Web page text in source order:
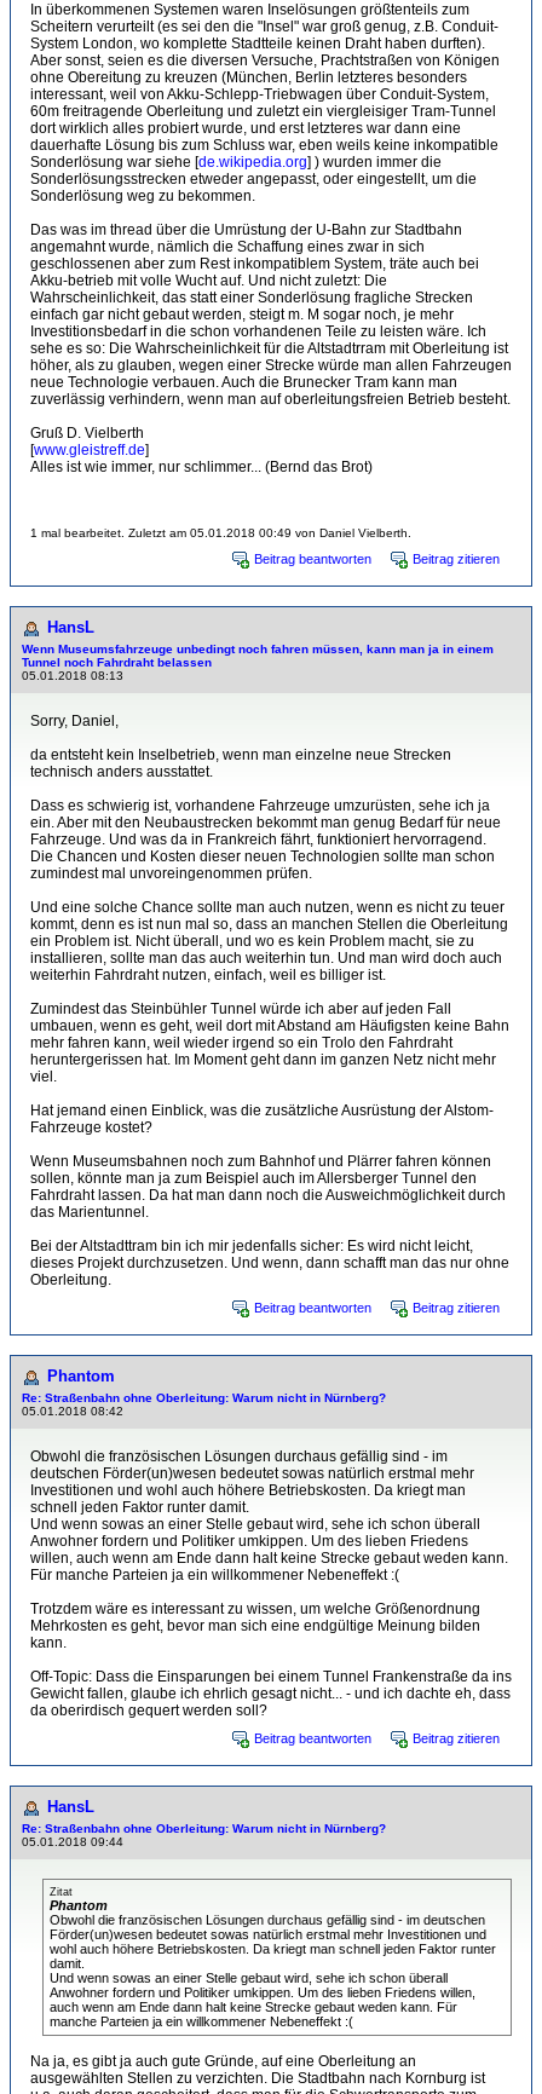
In überkommenen Systemen waren Inselösungen größtenteils zum
Scheitern verurteilt (es sei den die "Insel" war groß genug, z.B. Conduit-
System London, wo komplette Stadtteile keinen Draht haben durften).
Aber sonst, seien es die diversen Versuche, Prachtstraßen von Königen
ohne Obereitung zu kreuzen (München, Berlin letzteres besonders
interessant, weil von Akku-Schlepp-Triebwagen über Conduit-System,
60m freitragende Oberleitung und zuletzt ein viergleisiger Tram-Tunnel
dort wirklich alles probiert wurde, und erst letzteres war dann eine
dauerhafte Lösung bis zum Schluss war, eben weils keine inkompatible
Sonderlösung war siehe [de.wikipedia.org] ) wurden immer die
Sonderlösungsstrecken etweder angepasst, oder eingestellt, um die
Sonderlösung weg zu bekommen.
Das was im thread über die Umrüstung der U-Bahn zur Stadtbahn
angemahnt wurde, nämlich die Schaffung eines zwar in sich
geschlossenen aber zum Rest inkompatiblem System, träte auch bei
Akku-betrieb mit volle Wucht auf. Und nicht zuletzt: Die
Wahrscheinlichkeit, das statt einer Sonderlösung fragliche Strecken
einfach gar nicht gebaut werden, steigt m. M sogar noch, je mehr
Investitionsbedarf in die schon vorhandenen Teile zu leisten wäre. Ich
sehe es so: Die Wahrscheinlichkeit für die Altstadtrram mit Oberleitung ist
höher, als zu glauben, wegen einer Strecke würde man allen Fahrzeugen
neue Technologie verbauen. Auch die Brunecker Tram kann man
zuverlässig verhindern, wenn man auf oberleitungsfreien Betrieb besteht.
Gruß D. Vielberth
[www.gleistreff.de]
Alles ist wie immer, nur schlimmer... (Bernd das Brot)
1 mal bearbeitet. Zuletzt am 05.01.2018 00:49 von Daniel Vielberth.
Beitrag beantworten Beitrag zitieren
HansL
Wenn Museumsfahrzeuge unbedingt noch fahren müssen, kann man ja in einem
Tunnel noch Fahrdraht belassen
05.01.2018 08:13
Sorry, Daniel,
da entsteht kein Inselbetrieb, wenn man einzelne neue Strecken
technisch anders ausstattet.
Dass es schwierig ist, vorhandene Fahrzeuge umzurüsten, sehe ich ja
ein. Aber mit den Neubaustrecken bekommt man genug Bedarf für neue
Fahrzeuge. Und was da in Frankreich fährt, funktioniert hervorragend.
Die Chancen und Kosten dieser neuen Technologien sollte man schon
zumindest mal unvoreingenommen prüfen.
Und eine solche Chance sollte man auch nutzen, wenn es nicht zu teuer
kommt, denn es ist nun mal so, dass an manchen Stellen die Oberleitung
ein Problem ist. Nicht überall, und wo es kein Problem macht, sie zu
installieren, sollte man das auch weiterhin tun. Und man wird doch auch
weiterhin Fahrdraht nutzen, einfach, weil es billiger ist.
Zumindest das Steinbühler Tunnel würde ich aber auf jeden Fall
umbauen, wenn es geht, weil dort mit Abstand am Häufigsten keine Bahn
mehr fahren kann, weil wieder irgend so ein Trolo den Fahrdraht
heruntergerissen hat. Im Moment geht dann im ganzen Netz nicht mehr
viel.
Hat jemand einen Einblick, was die zusätzliche Ausrüstung der Alstom-
Fahrzeuge kostet?
Wenn Museumsbahnen noch zum Bahnhof und Plärrer fahren können
sollen, könnte man ja zum Beispiel auch im Allersberger Tunnel den
Fahrdraht lassen. Da hat man dann noch die Ausweichmöglichkeit durch
das Marientunnel.
Bei der Altstadttram bin ich mir jedenfalls sicher: Es wird nicht leicht,
dieses Projekt durchzusetzen. Und wenn, dann schafft man das nur ohne
Oberleitung.
Beitrag beantworten Beitrag zitieren
Phantom
Re: Straßenbahn ohne Oberleitung: Warum nicht in Nürnberg?
05.01.2018 08:42
Obwohl die französischen Lösungen durchaus gefällig sind - im
deutschen Förder(un)wesen bedeutet sowas natürlich erstmal mehr
Investitionen und wohl auch höhere Betriebskosten. Da kriegt man
schnell jeden Faktor runter damit.
Und wenn sowas an einer Stelle gebaut wird, sehe ich schon überall
Anwohner fordern und Politiker umkippen. Um des lieben Friedens
willen, auch wenn am Ende dann halt keine Strecke gebaut weden kann.
Für manche Parteien ja ein willkommener Nebeneffekt :(
Trotzdem wäre es interessant zu wissen, um welche Größenordnung
Mehrkosten es geht, bevor man sich eine endgültige Meinung bilden
kann.
Off-Topic: Dass die Einsparungen bei einem Tunnel Frankenstraße da ins
Gewicht fallen, glaube ich ehrlich gesagt nicht... - und ich dachte eh, dass
da oberirdisch gequert werden soll?
Beitrag beantworten Beitrag zitieren
HansL
Re: Straßenbahn ohne Oberleitung: Warum nicht in Nürnberg?
05.01.2018 09:44
Zitat
Phantom
Obwohl die französischen Lösungen durchaus gefällig sind - im deutschen
Förder(un)wesen bedeutet sowas natürlich erstmal mehr Investitionen und
wohl auch höhere Betriebskosten. Da kriegt man schnell jeden Faktor runter
damit.
Und wenn sowas an einer Stelle gebaut wird, sehe ich schon überall
Anwohner fordern und Politiker umkippen. Um des lieben Friedens willen,
auch wenn am Ende dann halt keine Strecke gebaut weden kann. Für
manche Parteien ja ein willkommener Nebeneffekt :(
Na ja, es gibt ja auch gute Gründe, auf eine Oberleitung an
ausgewählten Stellen zu verzichten. Die Stadtbahn nach Kornburg ist